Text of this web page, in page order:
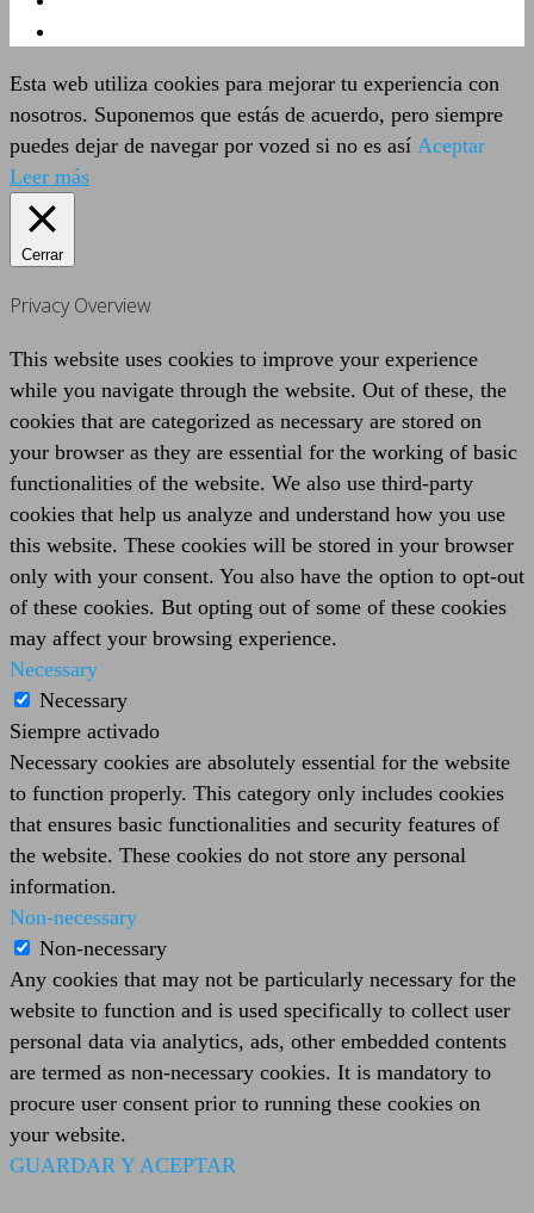
Esta web utiliza cookies para mejorar tu experiencia con
nosotros. Suponemos que estás de acuerdo, pero siempre
puedes dejar de navegar por vozed si no es así Aceptar
Leer más
Cerrar
Privacy Overview
This website uses cookies to improve your experience
while you navigate through the website. Out of these, the
cookies that are categorized as necessary are stored on
your browser as they are essential for the working of basic
functionalities of the website. We also use third-party
cookies that help us analyze and understand how you use
this website. These cookies will be stored in your browser
only with your consent. You also have the option to opt-out
of these cookies. But opting out of some of these cookies
may affect your browsing experience.
Necessary
Necessary
Siempre activado
Necessary cookies are absolutely essential for the website
to function properly. This category only includes cookies
that ensures basic functionalities and security features of
the website. These cookies do not store any personal
information.
Non-necessary
Non-necessary
Any cookies that may not be particularly necessary for the
website to function and is used specifically to collect user
personal data via analytics, ads, other embedded contents
are termed as non-necessary cookies. It is mandatory to
procure user consent prior to running these cookies on
your website.
GUARDAR Y ACEPTAR